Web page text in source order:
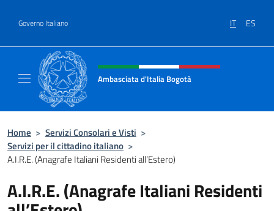
Governo Italiano IT ES
Intestazione sito, social e menù
Ambasciata d'Italia Bogotà
Home > Servizi Consolari e Visti >
Servizi per il cittadino italiano >
A.I.R.E. (Anagrafe Italiani Residenti all’Estero)
A.I.R.E. (Anagrafe Italiani Residenti